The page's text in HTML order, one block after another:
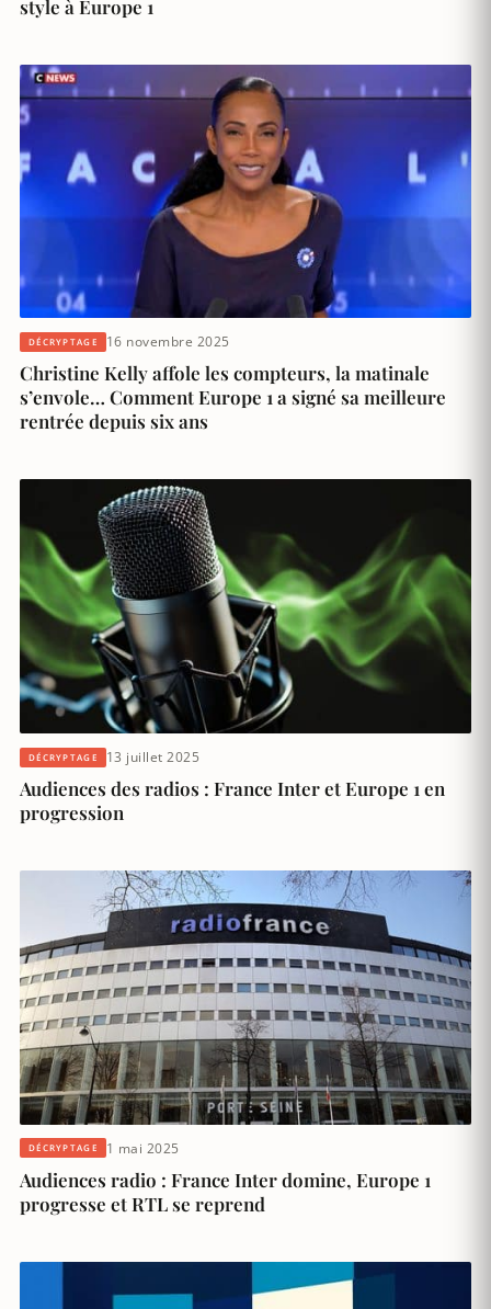
style à Europe 1
DÉCRYPTAGE 16 novembre 2025
Christine Kelly affole les compteurs, la matinale
s’envole… Comment Europe 1 a signé sa meilleure
rentrée depuis six ans
DÉCRYPTAGE 13 juillet 2025
Audiences des radios : France Inter et Europe 1 en
progression
DÉCRYPTAGE 1 mai 2025
Audiences radio : France Inter domine, Europe 1
progresse et RTL se reprend